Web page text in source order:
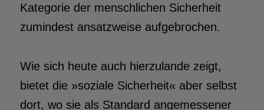
Kategorie der menschlichen Sicherheit
zumindest ansatzweise aufgebrochen.
Wie sich heute auch hierzulande zeigt,
bietet die »soziale Sicherheit« aber selbst
dort, wo sie als Standard angemessener